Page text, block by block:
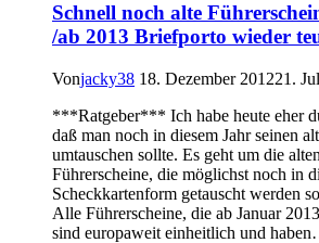
Schnell noch alte
/ab 2013 Briefporto wieder
Vonjacky38 18. Dezember 201221.
***Ratgeber*** Ich habe heute eher
daß man noch in diesem Jahr seinen
umtauschen sollte. Es geht um die
Führerscheine, die möglichst noch in
Scheckkartenform getauscht werden
Alle Führerscheine, die ab Januar
sind europaweit einheitlich und